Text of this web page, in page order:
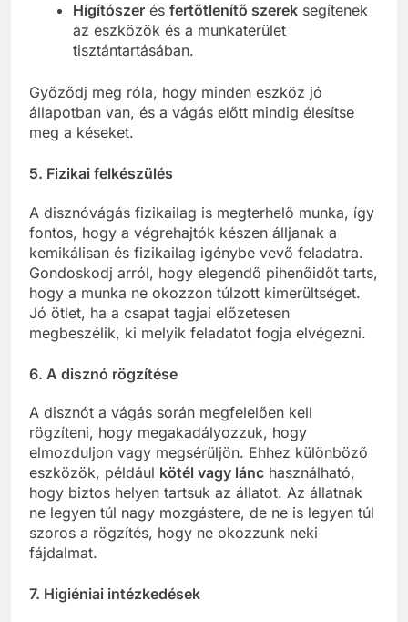
Hígítószer és fertőtlenítő szerek segítenek
az eszközök és a munkaterület
tisztántartásában.
Győződj meg róla, hogy minden eszköz jó
állapotban van, és a vágás előtt mindig élesítse
meg a késeket.
5. Fizikai felkészülés
A disznóvágás fizikailag is megterhelő munka, így
fontos, hogy a végrehajtók készen álljanak a
kemikálisan és fizikailag igénybe vevő feladatra.
Gondoskodj arról, hogy elegendő pihenőidőt tarts,
hogy a munka ne okozzon túlzott kimerültséget.
Jó ötlet, ha a csapat tagjai előzetesen
megbeszélik, ki melyik feladatot fogja elvégezni.
6. A disznó rögzítése
A disznót a vágás során megfelelően kell
rögzíteni, hogy megakadályozzuk, hogy
elmozduljon vagy megsérüljön. Ehhez különböző
eszközök, például kötél vagy lánc használható,
hogy biztos helyen tartsuk az állatot. Az állatnak
ne legyen túl nagy mozgástere, de ne is legyen túl
szoros a rögzítés, hogy ne okozzunk neki
fájdalmat.
7. Higiéniai intézkedések